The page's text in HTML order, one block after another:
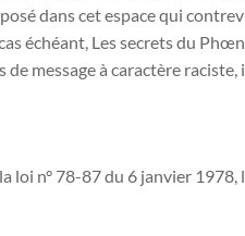
dans cet espace qui
échéant, Les secrets du
message à caractère
n° 78-87 du 6 janvier